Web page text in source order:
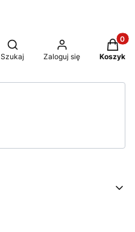
Otwórz wyszukiwarkę
Szukaj Zaloguj się Koszyk